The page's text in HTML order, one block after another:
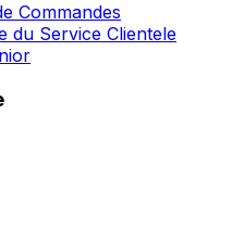
Commandes
du Service Clientele